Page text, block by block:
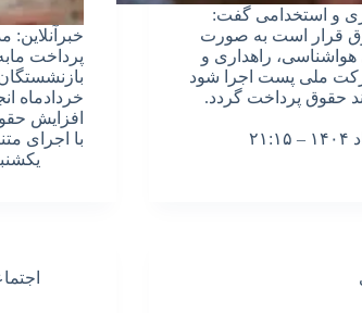
و استخدامی گفت:
قرار است به صورت
راهداری و
ملی پست اجرا شود
حقوق پرداخت گردد.
خبرآنلاین:
پرداخت
خردادماه
افزایش
با اجرای
یکشنبه, ۱۱ خرداد